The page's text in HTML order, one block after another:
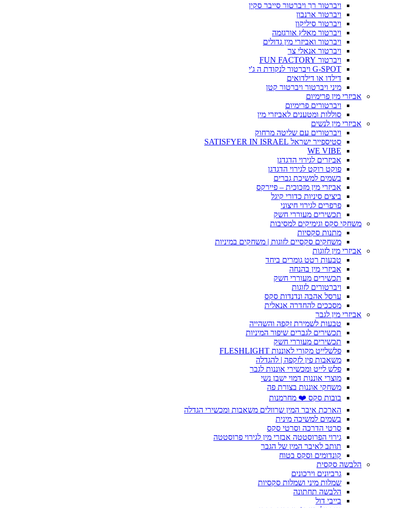
ויברטור רך ויברטור סייבר סקין
ויברטור ארנבון
ויברטור סיליקון
ויברטור מאלץ אורגזמה
ויברטור ואביזרי מין גדולים
ויברטור אנאלי צר
ויברטור FUN FACTORY
G-SPOT ויברטור לנקודת ה ג'י
דילדו או דילדואים
מיני ויברטור ויברטור קטן
אביזרי מין פרימיום
ויברטורים פרימיום
סוללות ומטענים לאביזרי מין
אביזרי מין לנשים
ויברטורים עם שליטה מרחוק
סטיספייר ישראל SATISFYER IN ISRAEL
WE VIBE
אביזרים לגירוי הדגדגן
פוקט רוקט לגירוי הדגדגן
בשמים למשיכת גברים
אביזרי מין מזכוכית – פיירקס
ביצים סיניות כדורי קיגל
פרפרים לגירוי חיצוני
תכשירים מעוררי חשק
משחקי סקס וגימיקים למסיבות
מתנות סקסיות
משחקים סקסיים לזוגות | משחקים במיניות
אביזרי מין לזוגות
טבעות רטט גומרים ביחד
אביזרי מין בהנחה
תכשירים מעוררי חשק
ויברטורים לזוגות
ערסל אהבה ונדנדות סקס
מסככים להחדרה אנאלית
אביזרי מין לגבר
טבעות לשמירת זקפה והשהייה
תכשירים לגברים שיפור המיניות
תכשירים מעוררי חשק
פלשלייט מקורי לאוננות FLESHLIGHT
משאבות פין לזקפה | להגדלה
פלש לייט ומכשירי אוננות לגבר
מוצרי אוננות דמוי ישבן נשי
משחקי אוננות בצורת פה
בובות סקס ❤️ מחרמנות
הארכת איבר המין שרוולים משאבות ומכשירי הגדלה
בשמים למשיכה מינית
סרטי הדרכה וסרטי סקס
גירוי הפרוסטטה אבזרי מין לגירוי פרוסטטה
תותב לאיבר המין של הגבר
קונדומים וסקס בטוח
הלבשה סקסית
גרביונים וירכונים
שמלות מיני ושמלות סקסיות
הלבשה תחתונה
בייבי דול